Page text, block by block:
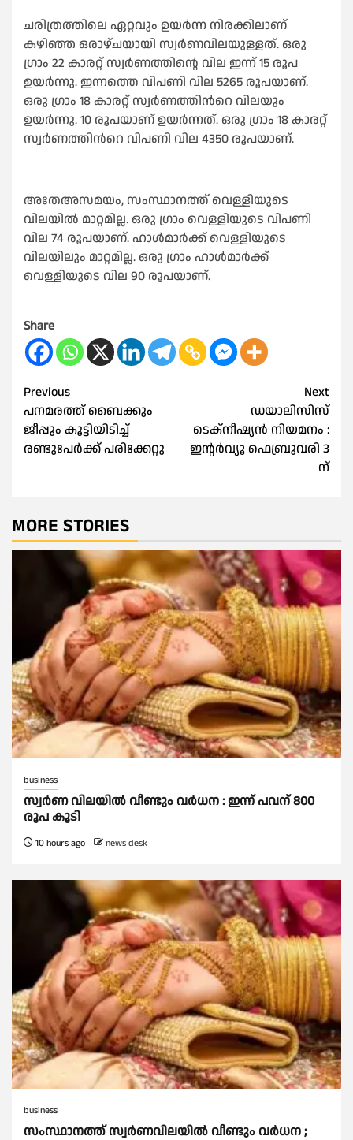
ചരിത്രത്തിലെ ഏറ്റവും ഉയർന്ന നിരക്കിലാണ്
കഴിഞ്ഞ ഒരാഴ്ചയായി സ്വർണവിലയുള്ളത്. ഒരു
ഗ്രാം 22 കാരറ്റ് സ്വർണത്തിന്റെ വില ഇന്ന് 15 രൂപ
ഉയർന്നു. ഇന്നത്തെ വിപണി വില 5265 രൂപയാണ്.
ഒരു ഗ്രാം 18 കാരറ്റ് സ്വർണത്തിന്‍റെ വിലയും
ഉയർന്നു. 10 രൂപയാണ് ഉയർന്നത്. ഒരു ഗ്രാം 18 കാരറ്റ്
സ്വർണത്തിന്‍റെ വിപണി വില 4350 രൂപയാണ്.
അതേഅസമയം, സംസ്ഥാനത്ത് വെള്ളിയുടെ
വിലയിൽ മാറ്റമില്ല. ഒരു ഗ്രാം വെള്ളിയുടെ വിപണി
വില 74 രൂപയാണ്. ഹാൾമാർക്ക് വെള്ളിയുടെ
വിലയിലും മാറ്റമില്ല. ഒരു ഗ്രാം ഹാൾമാർക്ക്
വെള്ളിയുടെ വില 90 രൂപയാണ്.
Share
Post
navigation
Previous
പനമരത്ത് ബൈക്കും
ജീപ്പും കൂട്ടിയിടിച്ച്
രണ്ടുപേർക്ക് പരിക്കേറ്റു
Next
ഡയാലിസിസ്
ടെക്നീഷ്യൻ നിയമനം :
ഇന്റർവ്യൂ ഫെബ്രുവരി 3
ന്
MORE STORIES
business
സ്വർണ വിലയില്‍ വീണ്ടും വർധന : ഇന്ന് പവന് 800
രൂപ കൂടി
10 hours ago news desk
business
സംസ്ഥാനത്ത് സ്വര്‍ണവിലയില്‍ വീണ്ടും വര്‍ധന ;